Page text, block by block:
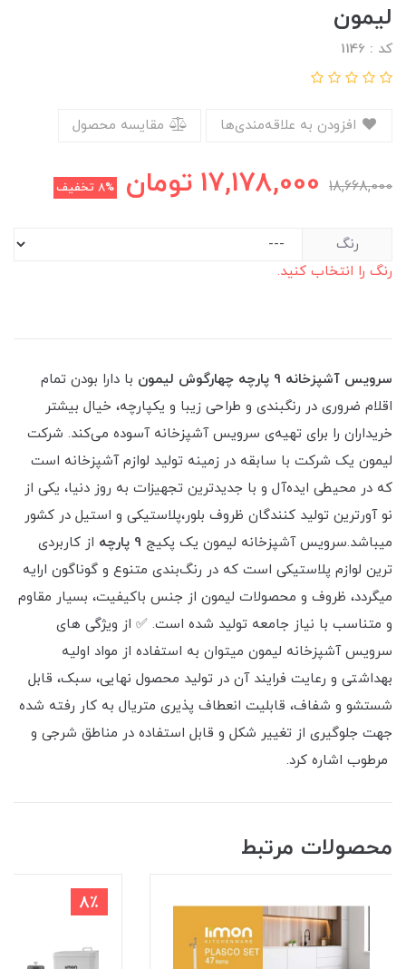
لیمون
کد : 1146
مقایسه محصول
18,668,000
17,178,000 تومان 8% تخفیف
رنگ
رنگ را انتخاب کنید.
سرویس آشپزخانه 9 پارچه چهارگوش لیمون
با دارا بودن تمام
اقلام ضروری در رنگبندی و طراحی زیبا و یکپارچه، خیال بیشتر
خریداران را برای تهیه‌ی سرویس آشپزخانه آسوده می‌کند. شرکت
لیمون یک شرکت با سابقه در زمینه تولید لوازم آشپزخانه است
که در محیطی ایده‌آل و با جدیدترین تجهیزات به روز دنیا، یکی از
نو آورترین تولید کنندگان ظروف بلور،پلاستیکی و استیل در کشور
میباشد.سرویس آشپزخانه لیمون یک پکیج 9 پارچه
از کاربردی
ترین لوازم پلاستیکی است که در رنگ‌بندی متنوع و گوناگون ارایه
میگردد، ظروف و محصولات لیمون از جنس باکیفیت، بسیار مقاوم
و متناسب با نیاز جامعه تولید شده است. ✅ از ویژگی های
سرویس آشپزخانه لیمون میتوان به استفاده از مواد اولیه
بهداشتی و رعایت فرایند آن در تولید محصول نهایی، سبک، قابل
شستشو و شفاف، قابلیت انعطاف پذیری متریال به کار رفته شده
جهت جلوگیری از تغییر شکل و قابل استفاده در مناطق شرجی و
مرطوب اشاره کرد.
محصولات مرتبط
8٪